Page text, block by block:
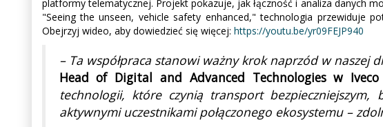
platformy telematycznej. Projekt pokazuje, jak łączność i analiza danych
"Seeing the unseen, vehicle safety enhanced," technologia przewiduje
Obejrzyj wideo, aby dowiedzieć się więcej: https://youtu.be/yr09FEJP940
– Ta współpraca stanowi ważny krok naprzód w naszej
Head of Digital and Advanced Technologies w
technologii, które czynią transport
aktywnymi uczestnikami połączonego ekosystemu –